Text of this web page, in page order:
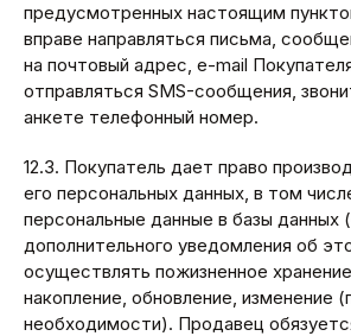
предусмотренных настоящим
вправе направляться письма,
на почтовый адрес, e-mail
отправляться SMS-сообщения,
анкете телефонный номер.
12.3. Покупатель дает право
его персональных данных, в том
персональные данные в базы данных
дополнительного уведомления об
осуществлять пожизненное
накопление, обновление, изменение
необходимости). Продавец